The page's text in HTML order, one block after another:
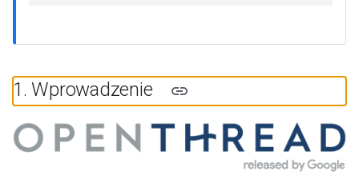
1. Wprowadzenie